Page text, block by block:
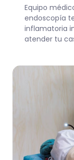
Equipo
endoscopía
inflamatoria
atender tu